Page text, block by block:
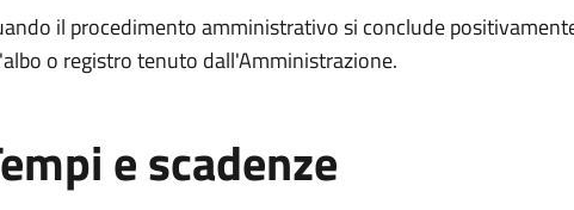
il procedimento amministrativo si conclude
o registro tenuto dall'Amministrazione.
e scadenze